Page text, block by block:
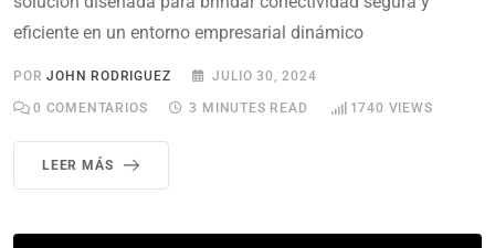
eficiente en un entorno empresarial dinámico
PORJOHN RODRIGUEZ JULIO 30, 2024
0 COMENTARIOS 3 MINUTES READ 1740 VIEWS
LEER MÁS